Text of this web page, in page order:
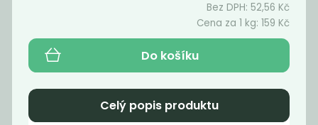
Prášek do
myčky
Prací soda -
uhličitan sodný
59
Bez DPH: 52,56 Kč
Cena za 1 kg:159 Kč
Do košíku
Celý popis produktu